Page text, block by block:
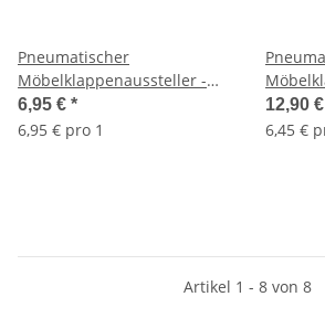
Pneumatischer
Möbelklappenaussteller -
60N - 247mm
6,95 € *
6,95 € pro 1
60N -
12,90 €
6,45 €
Artikel 1 - 8 von 8